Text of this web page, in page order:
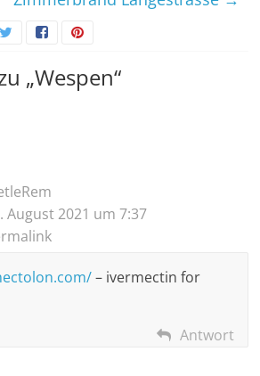
„Wespen“
August 2021 um 7:37
– ivermectin for
Antwort